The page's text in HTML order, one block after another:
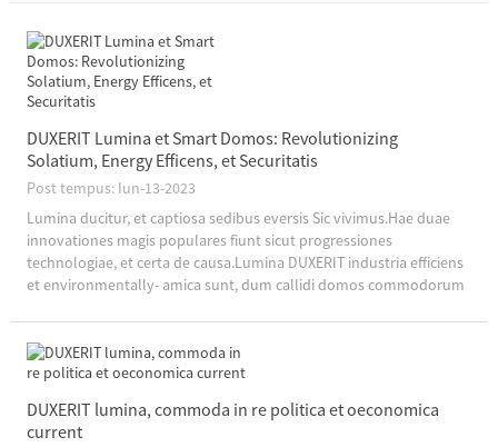
DUXERIT Lumina et Smart Domos: Revolutionizing
Solatium, Energy Efficens, et Securitatis
Post tempus: Iun-13-2023
Lumina ducitur, et captiosa sedibus eversis Sic vivimus.Hae duae
innovationes magis populares fiunt sicut progressiones
technologiae, et certa de causa.Lumina DUXERIT industria efficiens
et environmentally- amica sunt, dum callidi domos commodorum
DUXERIT lumina, commoda in re politica et oeconomica
current